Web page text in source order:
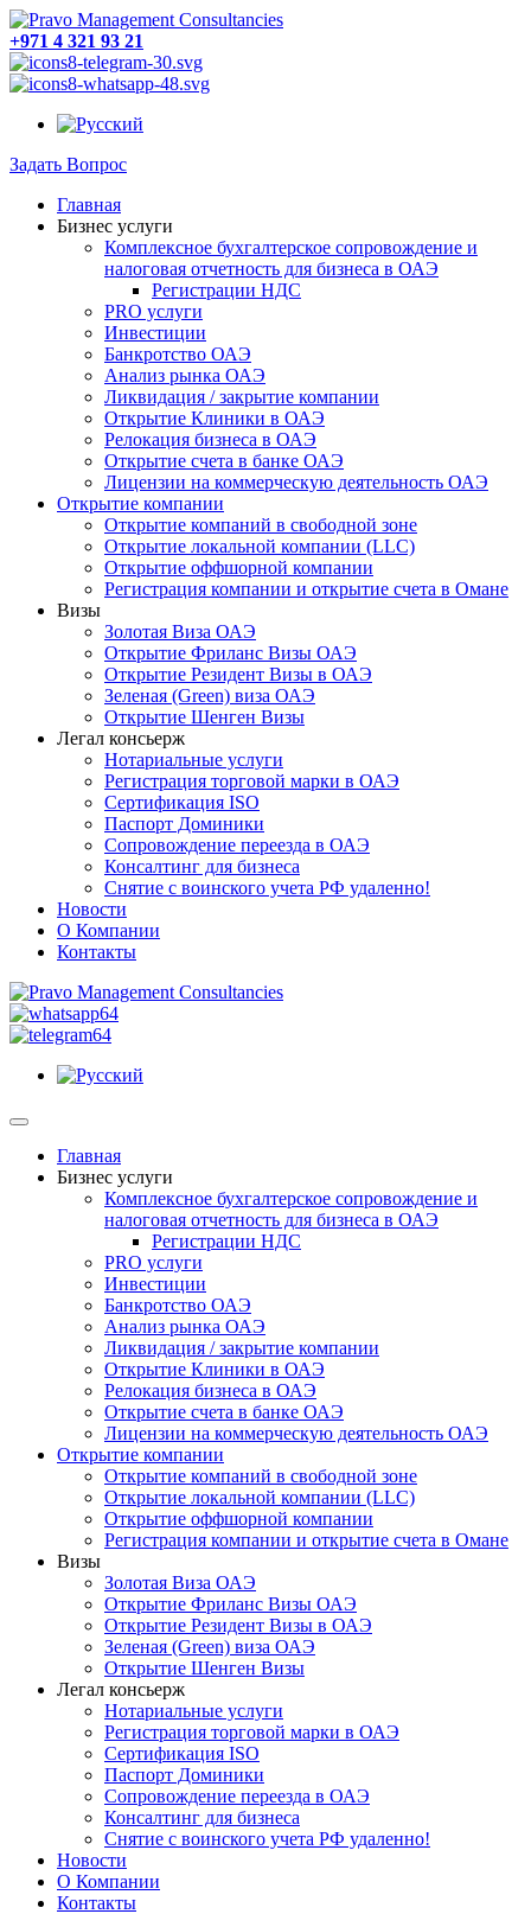
+971 4 321 93 21
Задать Вопрос
Главная
Бизнес услуги
Комплексное бухгалтерское сопровождение и
налоговая отчетность для бизнеса в ОАЭ
Регистрации НДС
PRO услуги
Инвестиции
Банкротство ОАЭ
Анализ рынка ОАЭ
Ликвидация / закрытие компании
Открытие Клиники в ОАЭ
Релокация бизнеса в ОАЭ
Открытие счета в банке ОАЭ
Лицензии на коммерческую деятельность ОАЭ
Открытие компании
Открытие компаний в свободной зоне
Открытие локальной компании (LLC)
Открытие оффшорной компании
Регистрация компании и открытие счета в Омане
Визы
Золотая Виза ОАЭ
Открытие Фриланс Визы ОАЭ
Открытие Резидент Визы в ОАЭ
Зеленая (Green) виза ОАЭ
Открытие Шенген Визы
Легал консьерж
Нотариальные услуги
Регистрация торговой марки в ОАЭ
Сертификация ISO
Паспорт Доминики
Сопровождение переезда в ОАЭ
Консалтинг для бизнеса
Снятие с воинского учета РФ удаленно!
Новости
О Компании
Контакты
Главная
Бизнес услуги
Комплексное бухгалтерское сопровождение и
налоговая отчетность для бизнеса в ОАЭ
Регистрации НДС
PRO услуги
Инвестиции
Банкротство ОАЭ
Анализ рынка ОАЭ
Ликвидация / закрытие компании
Открытие Клиники в ОАЭ
Релокация бизнеса в ОАЭ
Открытие счета в банке ОАЭ
Лицензии на коммерческую деятельность ОАЭ
Открытие компании
Открытие компаний в свободной зоне
Открытие локальной компании (LLC)
Открытие оффшорной компании
Регистрация компании и открытие счета в Омане
Визы
Золотая Виза ОАЭ
Открытие Фриланс Визы ОАЭ
Открытие Резидент Визы в ОАЭ
Зеленая (Green) виза ОАЭ
Открытие Шенген Визы
Легал консьерж
Нотариальные услуги
Регистрация торговой марки в ОАЭ
Сертификация ISO
Паспорт Доминики
Сопровождение переезда в ОАЭ
Консалтинг для бизнеса
Снятие с воинского учета РФ удаленно!
Новости
О Компании
Контакты